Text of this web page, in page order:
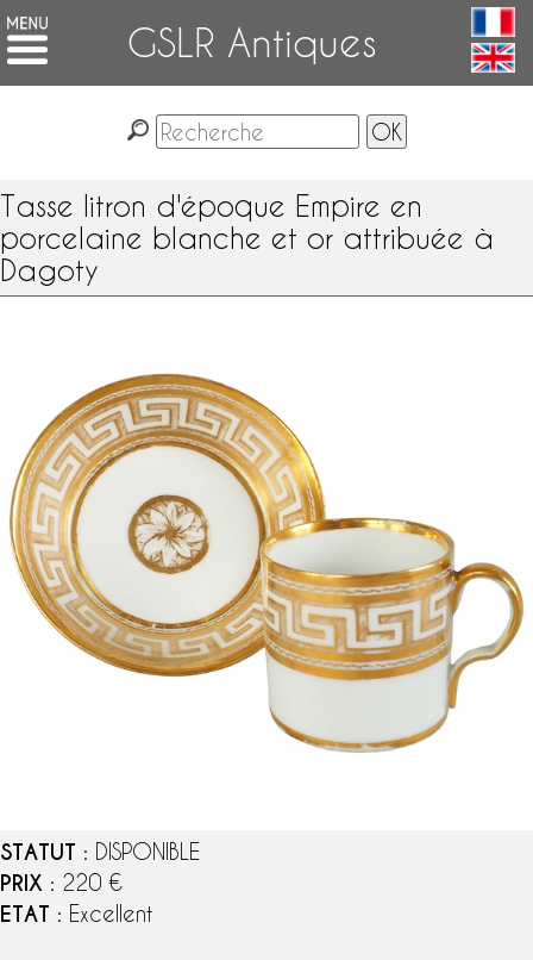
GSLR Antiques
Tasse litron d'époque Empire en
porcelaine blanche et or attribuée à
Dagoty
STATUT : DISPONIBLE
PRIX : 220 €
ETAT : Excellent